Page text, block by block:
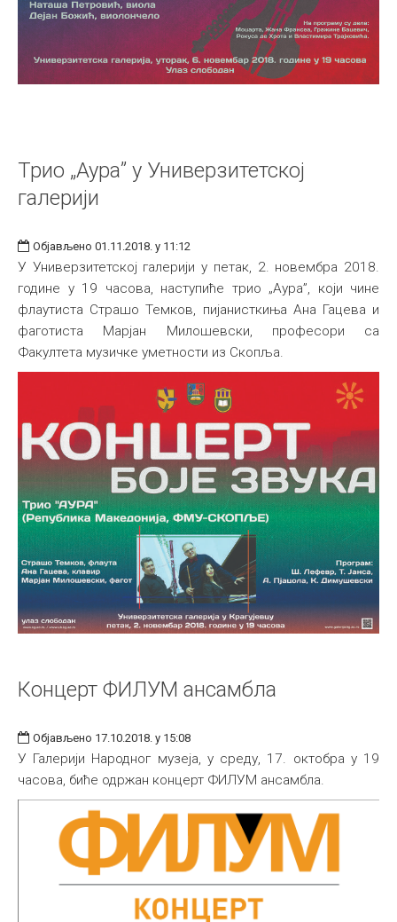
Трио „Аура” у Универзитетској
галерији
Објављено 01.11.2018. у 11:12
У Универзитетској галерији у петак, 2. новембра 2018.
године у 19 часова, наступиће трио „Аура”, који чине
флаутиста Страшо Темков, пијанисткиња Ана Гацева и
фаготиста Марјан Милошевски, професори са
Факултета музичке уметности из Скопља.
Концерт ФИЛУМ ансамбла
Објављено 17.10.2018. у 15:08
У Галерији Народног музеја, у среду, 17. октобра у 19
часова, биће одржан концерт ФИЛУМ ансамбла.